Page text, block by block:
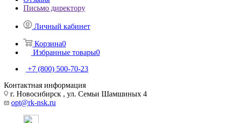
Письмо директору
Личный кабинет
Корзина0
Избранные товары0
+7 (800) 500-70-23
Контактная информация
г. Новосибирск , ул. Семьи Шамшиных 4
opt@rk-nsk.ru